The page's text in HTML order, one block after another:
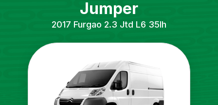
Jumper
2017 Furgao 2.3 Jtd L6 35lh